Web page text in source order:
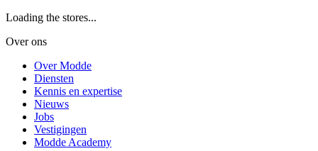
Loading the stores...
Over ons
Over Modde
Diensten
Kennis en expertise
Nieuws
Jobs
Vestigingen
Modde Academy